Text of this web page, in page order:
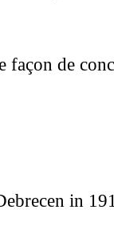
façon de
in